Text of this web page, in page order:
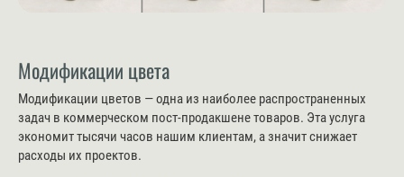
Модификации цвета
Модификации цветов — одна из наиболее распространенных
задач в коммерческом пост-продакшене товаров. Эта услуга
экономит тысячи часов нашим клиентам, а значит снижает
расходы их проектов.